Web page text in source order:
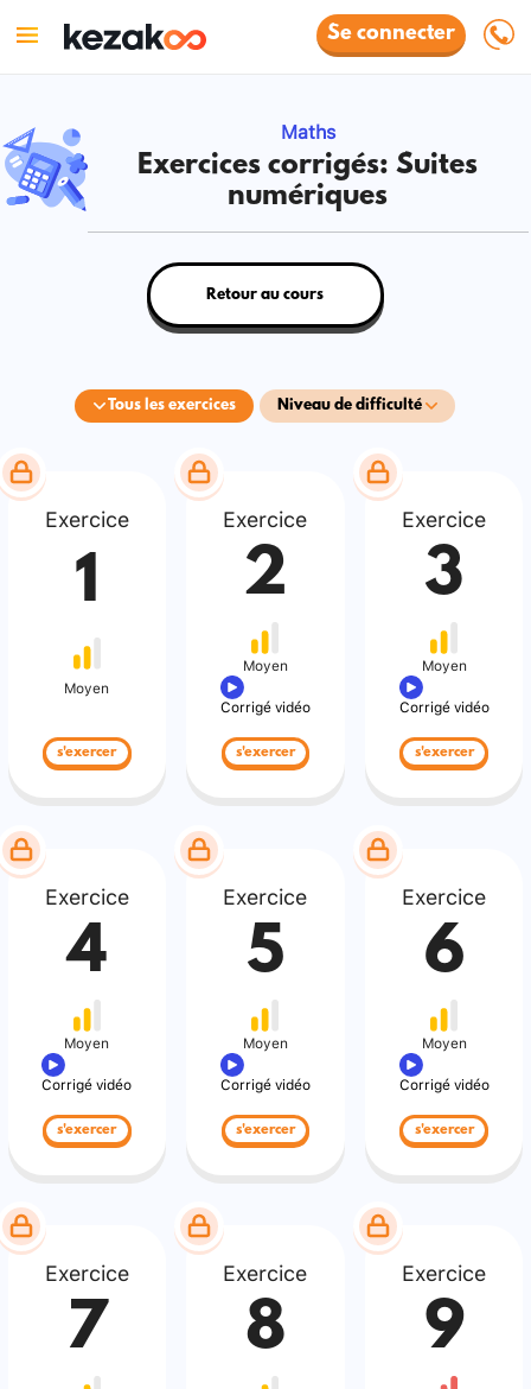
Se connecter
Maths
Exercices corrigés: Suites
numériques
Tous les exercices Niveau de difficulté
Retour au cours
Exercice
1
Moyen
s'exercer
Exercice
2
Moyen
Corrigé vidéo
s'exercer
Exercice
3
Moyen
Corrigé vidéo
s'exercer
Exercice
4
Moyen
Corrigé vidéo
s'exercer
Exercice
5
Moyen
Corrigé vidéo
s'exercer
Exercice
6
Moyen
Corrigé vidéo
s'exercer
Exercice
7
Exercice
8
Exercice
9